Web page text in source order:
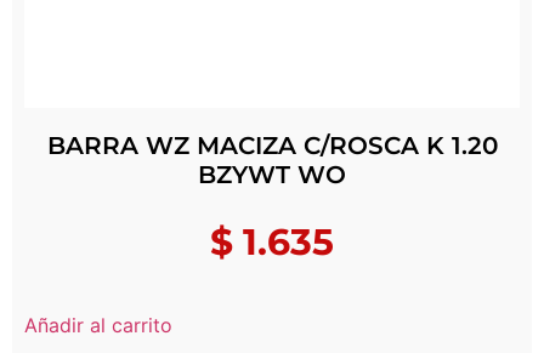
BARRA WZ MACIZA C/ROSCA K 1.20
BZYWT WO
$ 1.635
Añadir al carrito